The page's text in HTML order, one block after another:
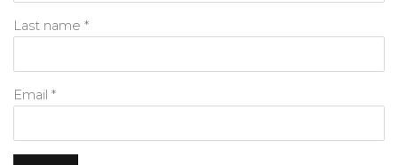
Last name *
Email *